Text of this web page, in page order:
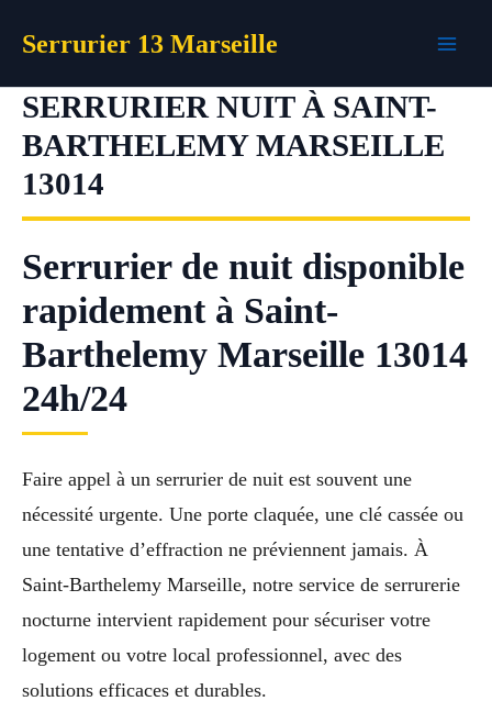
Serrurier 13 Marseille
SERRURIER NUIT À SAINT-
BARTHELEMY MARSEILLE
13014
Serrurier de nuit disponible
rapidement à Saint-
Barthelemy Marseille 13014
24h/24
Faire appel à un serrurier de nuit est souvent une
nécessité urgente. Une porte claquée, une clé cassée ou
une tentative d’effraction ne préviennent jamais. À
Saint-Barthelemy Marseille, notre service de serrurerie
nocturne intervient rapidement pour sécuriser votre
logement ou votre local professionnel, avec des
solutions efficaces et durables.